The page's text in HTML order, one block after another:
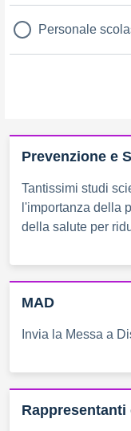
Personale
Prevenzione e
Tantissimi studi
l'importanza della
della salute per
MAD
Invia la Messa a
Rappresentanti